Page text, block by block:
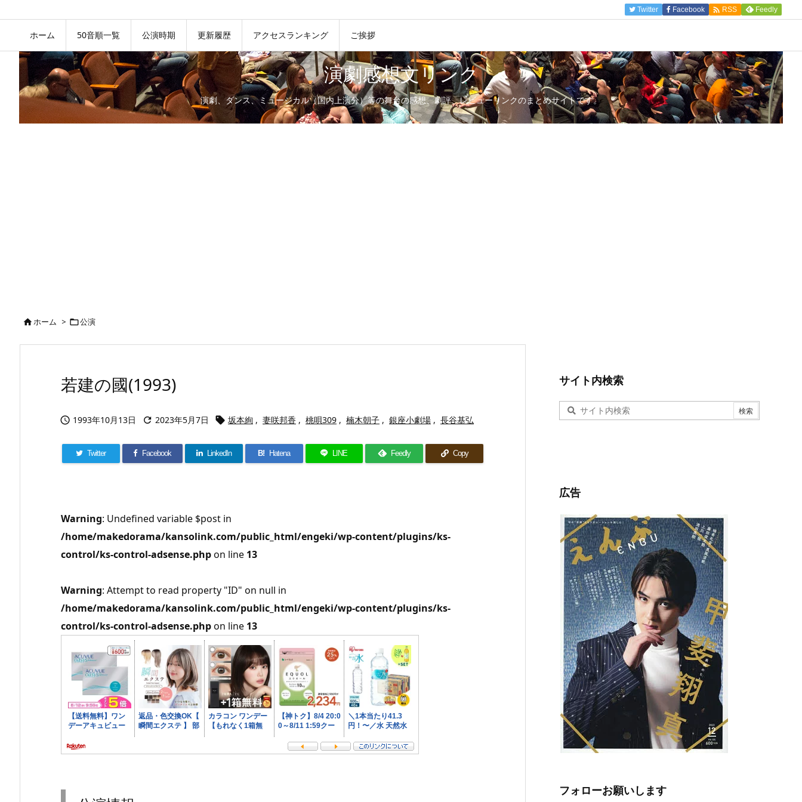
ホーム 50音順一覧 公演時期 更新履歴 アクセスランキング ご挨拶
Twitter Facebook  RSS Feedly
演劇感想文リンク
演劇、ダンス、ミュージカル（国内上演分）等の舞台の感想、劇評、レビューリンクのまとめサイトです。
ホーム > 公演
若建の國(1993)
 1993年10月13日  2023年5月7日  坂本絢 , 妻咲邦香 , 桃唄309 , 楠木朝子 , 銀座小劇場 , 長谷基弘
Twitter Facebook LinkedIn B! Hatena LINE Feedly Copy
Warning: Undefined variable $post in
/home/makedorama/kansolink.com/public_html/engeki/wp-content/plugins/ks-
control/ks-control-adsense.phpon line 13
Warning: Attempt to read property "ID" on null in
/home/makedorama/kansolink.com/public_html/engeki/wp-content/plugins/ks-
control/ks-control-adsense.phpon line 13
サイト内検索
広告
フォローお願いします